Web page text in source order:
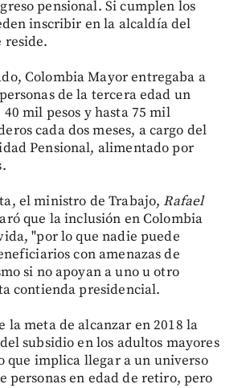
pensional. Si cumplen los
inscribir en la alcaldía del
reside.
Colombia Mayor entregaba a
de la tercera edad un
mil pesos y hasta 75 mil
cada dos meses, a cargo del
Pensional, alimentado por
el ministro de Trabajo,Rafael
que la inclusión en Colombia
"por lo que nadie puede
con amenazas de
si no apoyan a uno u otro
contienda presidencial.
la meta de alcanzar en 2018 la
subsidio en los adultos mayores
que implica llegar a un universo
personas en edad de retiro, pero